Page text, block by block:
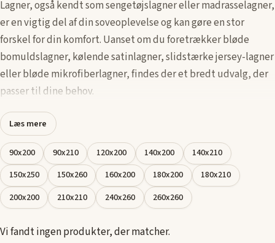
Lagner, også kendt som sengetøjslagner eller madrasselagner,
er en vigtig del af din soveoplevelse og kan gøre en stor
forskel for din komfort. Uanset om du foretrækker bløde
bomuldslagner, kølende satinlagner, slidstærke jersey-lagner
eller bløde mikrofiberlagner, findes der et bredt udvalg, der
passer til dine behov.
Lagner fås i mange størrelser, såsom enkeltsengslagner,
dobbeltsengslagner og king size-lagner, og designs, så du kan
finde den perfekte pasform til din madras. Overvej materialer
som åndbare bomuldsfibre, elastisk strik og lette, praktiske
lagner, der gør det nemt at vedligeholde, for at vælge det
lagen, der passer bedst til din seng og din stil.
Læs mere
90x200 90x210 120x200 140x200
140x210
150x250
150x260 160x200 180x200
180x210
200x200
210x210 240x260 260x260
Vi fandt ingen produkter, der matcher.